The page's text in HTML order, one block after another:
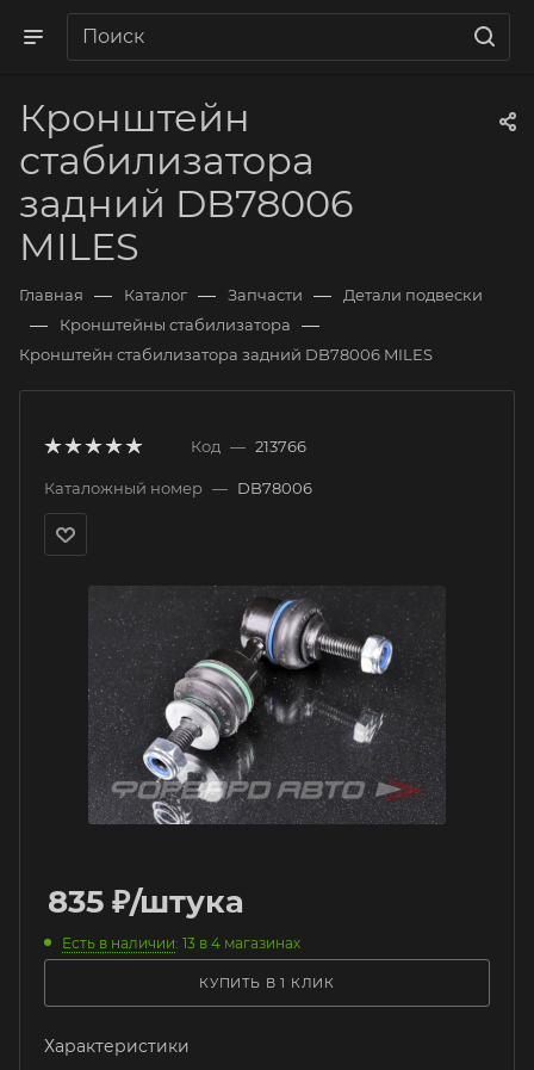
Кронштейн
стабилизатора
задний DB78006
MILES
Главная — Каталог — Запчасти — Детали подвески
— Кронштейны стабилизатора —
Кронштейн стабилизатора задний DB78006 MILES
Код — 213766
Каталожный номер — DB78006
835 ₽/штука
Есть в наличии: 13 в 4 магазинах
КУПИТЬ В 1 КЛИК
Характеристики